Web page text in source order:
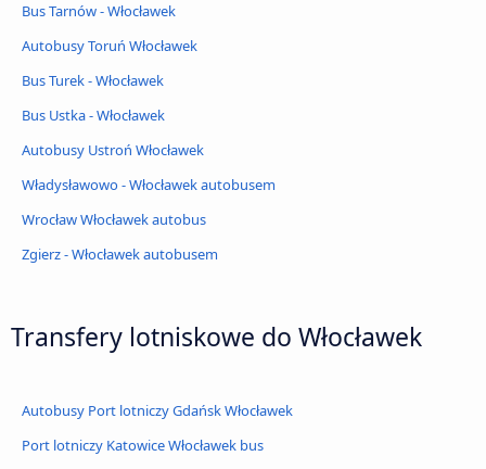
Bus Tarnów - Włocławek
Autobusy Toruń Włocławek
Bus Turek - Włocławek
Bus Ustka - Włocławek
Autobusy Ustroń Włocławek
Władysławowo - Włocławek autobusem
Wrocław Włocławek autobus
Zgierz - Włocławek autobusem
Transfery lotniskowe do Włocławek
Autobusy Port lotniczy Gdańsk Włocławek
Port lotniczy Katowice Włocławek bus